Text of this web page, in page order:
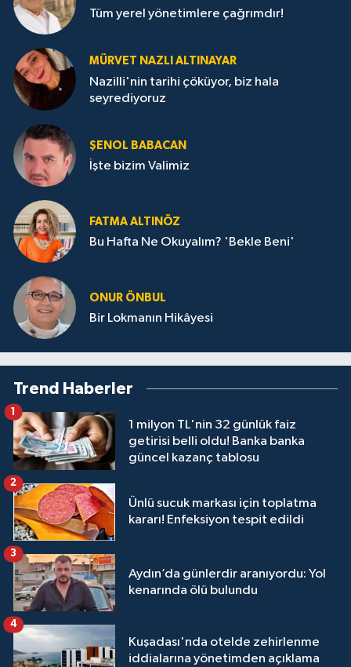
Tüm yerel yönetimlere çağrımdır!
MÜRVET NAZLI ALTINAYAR
Nazilli'nin tarihi çöküyor, biz hala
seyrediyoruz
ŞENOL BABACAN
İşte bizim Valimiz
FATMA ALTINÖZ
Bu Hafta Ne Okuyalım? 'Bekle Beni'
ONUR ÖNBUL
Bir Lokmanın Hikâyesi
Trend Haberler
1 milyon TL'nin 32 günlük faiz
getirisi belli oldu! Banka banka
güncel kazanç tablosu
1
Ünlü sucuk markası için toplatma
kararı! Enfeksiyon tespit edildi
2
Aydın’da günlerdir aranıyordu: Yol
kenarında ölü bulundu
3
Kuşadası'nda otelde zehirlenme
iddialarına yönetimden açıklama
4